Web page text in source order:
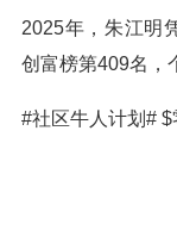
2025年，朱江明
创富榜第409名，
#社区牛人计划#